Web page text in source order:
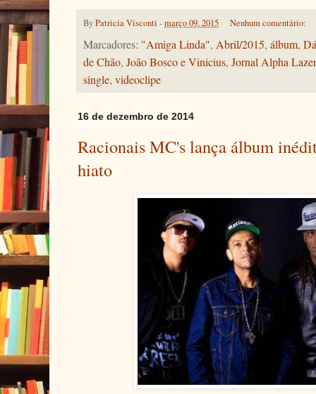
ByPatricia Visconti -março 09, 2015 Nenhum comentário:
Marcadores: "Amiga Linda", Abril/2015, álbum,
de Chão, João Bosco e Vinicius, Jornal Alpha Lazer
single, videoclipe
16 de dezembro de 2014
Racionais MC's lança álbum
hiato